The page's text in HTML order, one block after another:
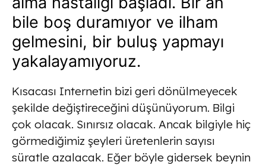
bile boş duramıyor ve ilham
gelmesini, bir buluş yapmayı
yakalayamıyoruz.
Kısacası Internetin bizi geri dönülmeyecek
şekilde değiştireceğini düşünüyorum. Bilgi
çok olacak. Sınırsız olacak. Ancak bilgiyle hiç
görmediğimiz şeyleri üretenlerin sayısı
süratle azalacak. Eğer böyle gidersek beynin